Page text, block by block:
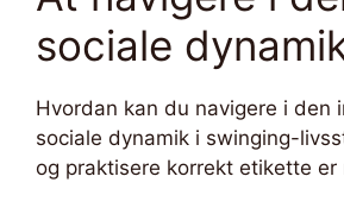
sociale
Hvordan kan du navigere i den
sociale dynamik i swinging-
og praktisere korrekt etikette er